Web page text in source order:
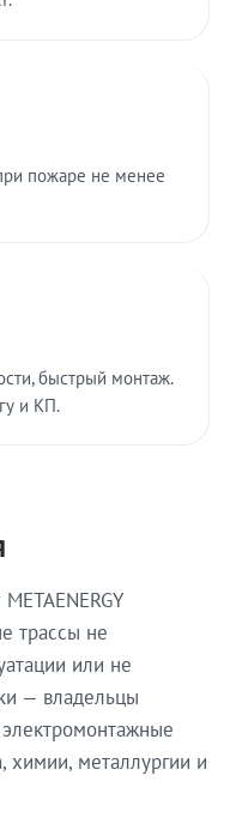
пожаре не менее
быстрый монтаж.
и КП.
трассы не
или не
— владельцы
химии, металлургии и